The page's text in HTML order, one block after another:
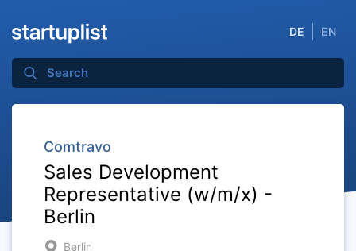
DE EN
Comtravo
Sales Development
Representative (w/m/x) -
Berlin
Berlin